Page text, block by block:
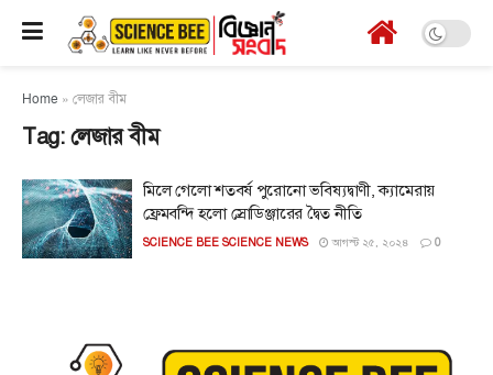
Home » লেজার বীম
Tag: লেজার বীম
মিলে গেলো শতবর্ষ পুরোনো ভবিষ্যদ্বাণী, ক্যামেরায়
ফ্রেমবন্দি হলো স্রোডিঞ্জারের দ্বৈত নীতি
SCIENCE BEE SCIENCE NEWS আগস্ট ২৫, ২০২৪ 0